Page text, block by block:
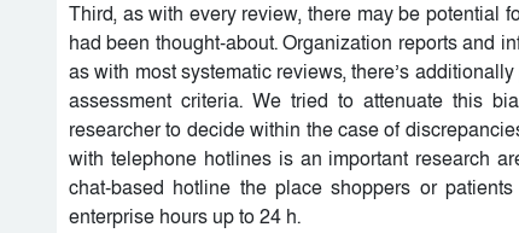
Third, as with every review, there may be potential
had been thought-about. Organization reports and
as with most systematic reviews, there’s
assessment criteria. We tried to attenuate this
researcher to decide within the case of
with telephone hotlines is an important research
chat-based hotline the place shoppers or
enterprise hours up to 24 h.